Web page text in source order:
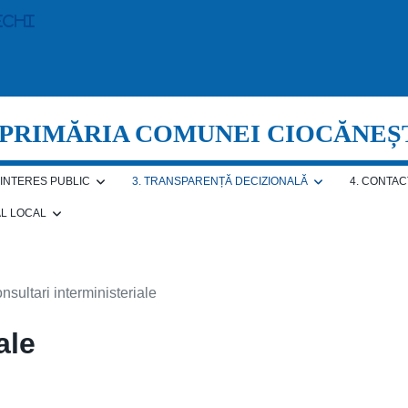
COMUNEI
PUBLIC 3. TRANSPARENȚĂ DECIZIONALĂ 4.
LOCAL
interministeriale